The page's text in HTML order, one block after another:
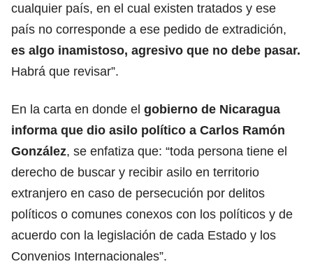
cualquier país, en el cual existen tratados y ese
país no corresponde a ese pedido de extradición,
es algo inamistoso, agresivo que no debe pasar.
Habrá que revisar”.
En la carta en donde el gobierno de Nicaragua
informa que dio asilo político a Carlos Ramón
González, se enfatiza que: “toda persona tiene el
derecho de buscar y recibir asilo en territorio
extranjero en caso de persecución por delitos
políticos o comunes conexos con los políticos y de
acuerdo con la legislación de cada Estado y los
Convenios Internacionales”.